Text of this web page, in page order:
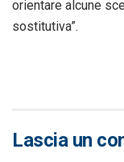
orientare alcune
sostitutiva”.
Lascia un